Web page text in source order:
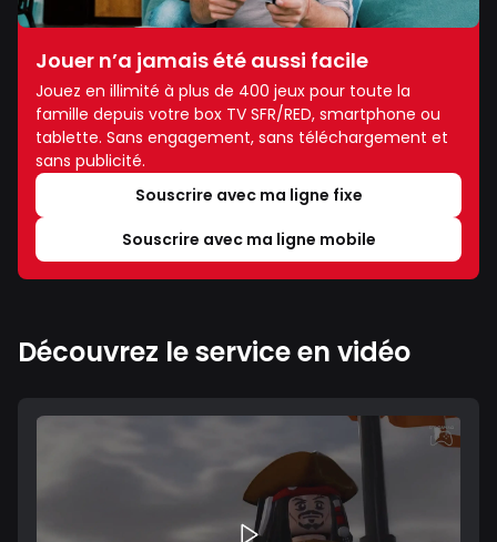
Jouer n’a jamais été aussi facile
Jouez en illimité à plus de 400 jeux pour toute la
famille depuis votre box TV SFR/RED, smartphone ou
tablette. Sans engagement, sans téléchargement et
sans publicité.
Souscrire avec ma ligne fixe
Souscrire avec ma ligne mobile
Découvrez le service en vidéo